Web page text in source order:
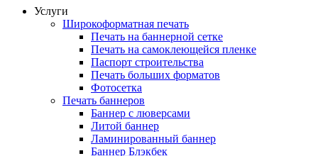
Услуги
Широкоформатная печать
Печать на баннерной сетке
Печать на самоклеющейся пленке
Паспорт строительства
Печать больших форматов
Фотосетка
Печать баннеров
Баннер с люверсами
Литой баннер
Ламинированный баннер
Баннер Блэкбек